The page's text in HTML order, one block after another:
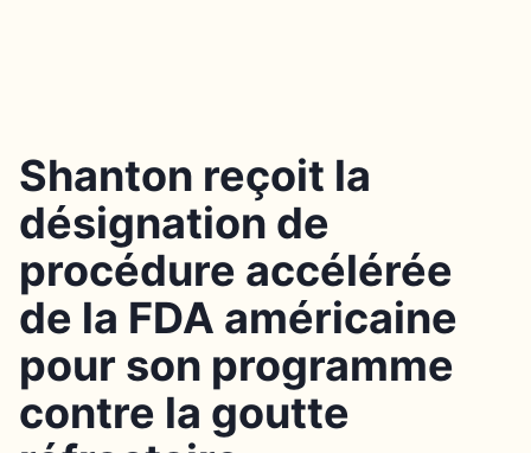
Shanton reçoit la
désignation de
procédure accélérée
de la FDA américaine
pour son programme
contre la goutte